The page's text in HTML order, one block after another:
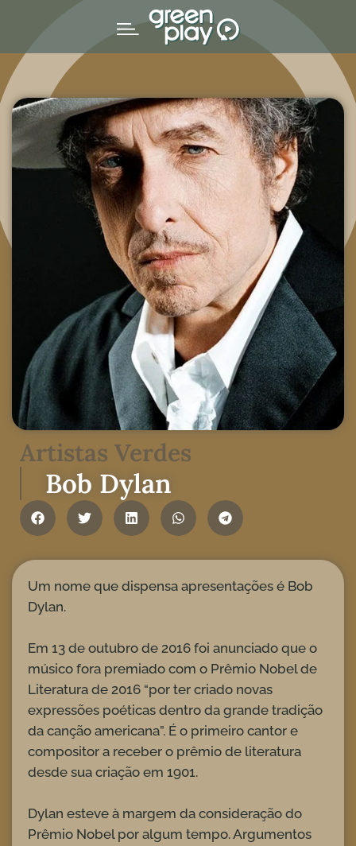
Artistas Verdes
Bob Dylan
Um nome que dispensa apresentações é Bob
Dylan.
Em 13 de outubro de 2016 foi anunciado que o
músico fora premiado com o Prêmio Nobel de
Literatura de 2016 “por ter criado novas
expressões poéticas dentro da grande tradição
da canção americana”. É o primeiro cantor e
compositor a receber o prêmio de literatura
desde sua criação em 1901.
Dylan esteve à margem da consideração do
Prêmio Nobel por algum tempo. Argumentos